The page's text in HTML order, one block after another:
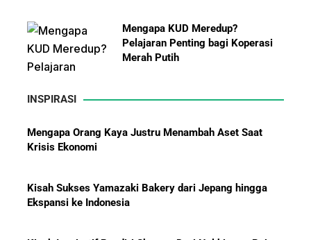
Mengapa KUD Meredup?
Pelajaran Penting bagi Koperasi
Merah Putih
Baliknya
INSPIRASI
Kisah Sukses Yamazaki Bakery dari Jepang hingga
Ekspansi ke Indonesia
Kisah Inspiratif Pendiri Shopee: Dari Nol hingga Raja
E-Commerce Asia Tenggara